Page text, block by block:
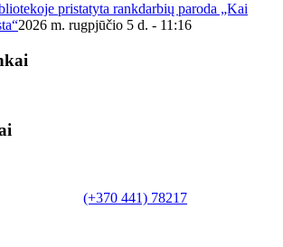
pristatyta rankdarbių paroda „Kai
2026 m. rugpjūčio 5 d. - 11:16
(+370 441) 78217